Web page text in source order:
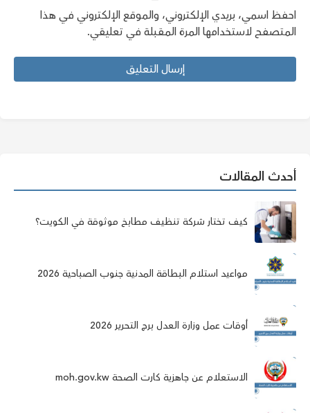
احفظ اسمي، بريدي الإلكتروني، والموقع الإلكتروني في هذا
المتصفح لاستخدامها المرة المقبلة في تعليقي.
أحدث المقالات
كيف تختار شركة تنظيف مطابخ موثوقة في الكويت؟
مواعيد استلام البطاقة المدنية جنوب الصباحية 2026
أوقات عمل وزارة العدل برج التحرير 2026
الاستعلام عن جاهزية كارت الصحة moh.gov.kw